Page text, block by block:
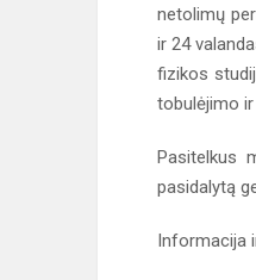
netolimų
ir 24
fizikos
tobulėjimo
Pasitelkus
pasidalytą
Informacija